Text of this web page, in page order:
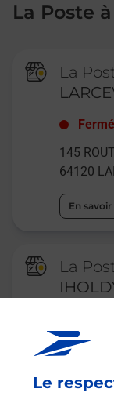
Le
La Poste
La
Fermé
145
64120
En
La
9 PLACE
64640